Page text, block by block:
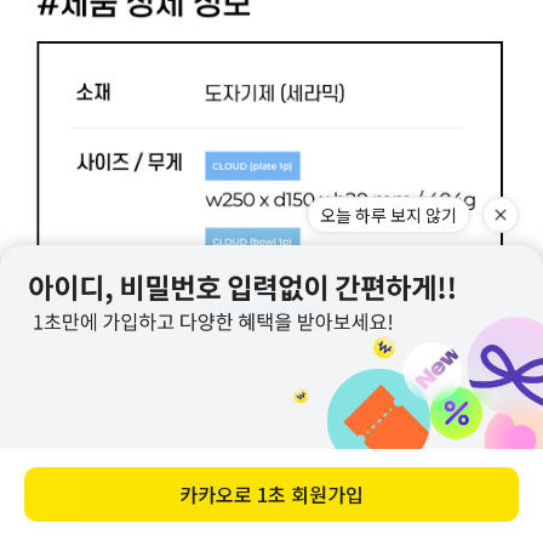
바로 구매하기
오늘 하루 보지 않기
카카오로 1초 회원가입